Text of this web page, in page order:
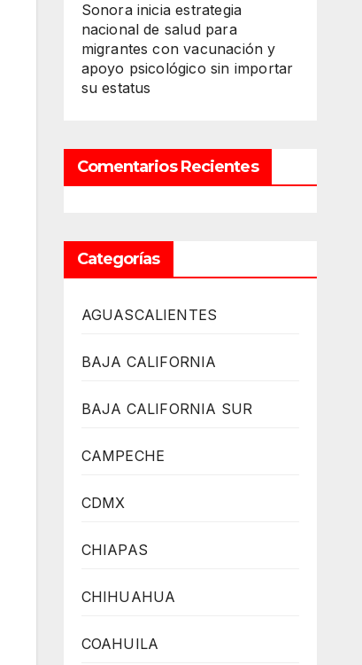
Sonora inicia estrategia
nacional de salud para
migrantes con vacunación y
apoyo psicológico sin importar
su estatus
Comentarios Recientes
Categorías
AGUASCALIENTES
BAJA CALIFORNIA
BAJA CALIFORNIA SUR
CAMPECHE
CDMX
CHIAPAS
CHIHUAHUA
COAHUILA